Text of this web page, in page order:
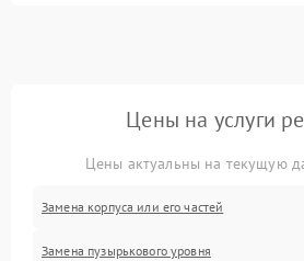
Цены на услуги
Цены актуальны на текущую
Замена корпуса или его частей
Замена пузырькового уровня